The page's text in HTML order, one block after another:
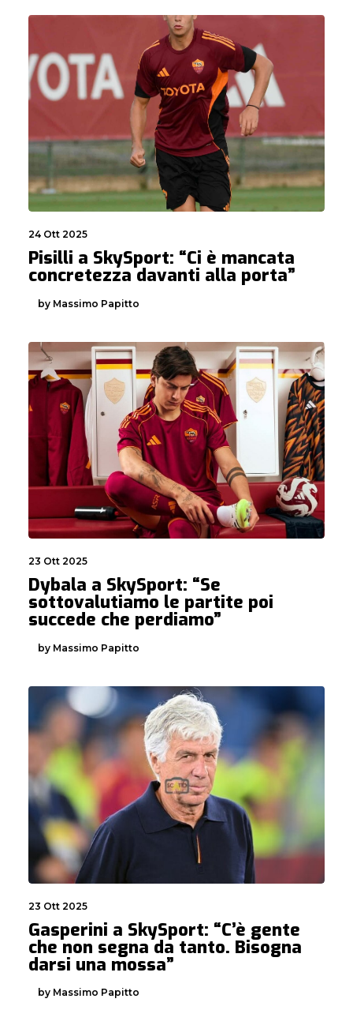
24 Ott 2025
Pisilli a SkySport: “Ci è mancata
concretezza davanti alla porta”
by Massimo Papitto
23 Ott 2025
Dybala a SkySport: “Se
sottovalutiamo le partite poi
succede che perdiamo”
by Massimo Papitto
23 Ott 2025
Gasperini a SkySport: “C’è gente
che non segna da tanto. Bisogna
darsi una mossa”
by Massimo Papitto